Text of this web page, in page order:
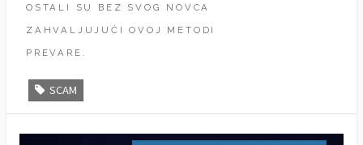
OSTALI SU BEZ SVOG NOVCA
ZAHVALJUJUĆI OVOJ METODI
PREVARE.
SCAM